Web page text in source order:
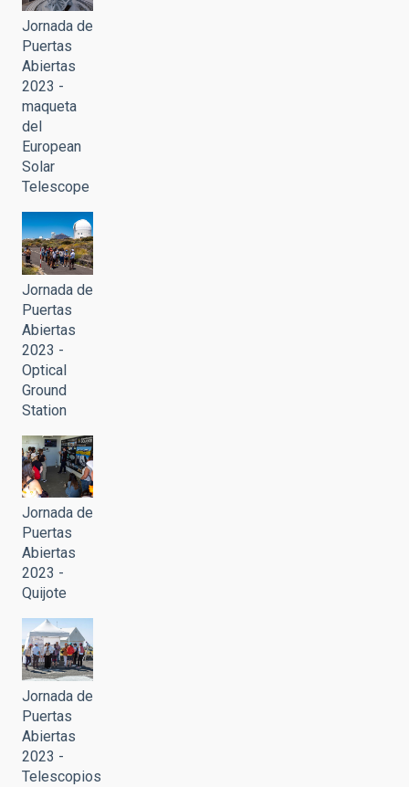
Jornada de
Puertas
Abiertas
2023 -
maqueta
del
European
Solar
Telescope
Jornada de
Puertas
Abiertas
2023 -
Optical
Ground
Station
Jornada de
Puertas
Abiertas
2023 -
Quijote
Jornada de
Puertas
Abiertas
2023 -
Telescopios